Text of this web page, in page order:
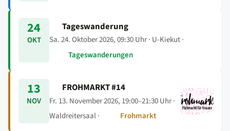
24
OKT
Tageswanderung
Sa. 24. Oktober 2026, 09:30 Uhr· U-Kiekut ·
Tageswanderungen
13
NOV
FROHMARKT #14
Fr. 13. November 2026, 19:00–21:30 Uhr·
Waldreitersaal ·
Frohmarkt